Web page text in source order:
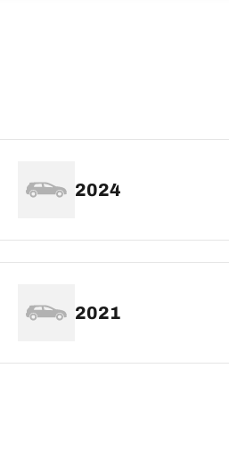
2024
2021